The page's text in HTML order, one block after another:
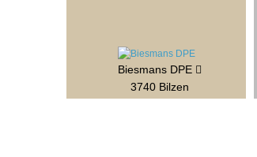
Biesmans DPE
3740 Bilzen